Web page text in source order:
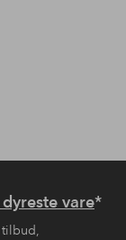
vare*
tilbud,